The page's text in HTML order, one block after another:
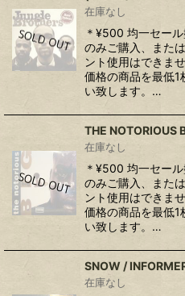
在庫なし
＊¥500 均一セー
のみご購入、また
ント使用はできま
価格の商品を最低1
い致します。…
THE NOTORIOUS
在庫なし
＊¥500 均一セー
のみご購入、また
ント使用はできま
価格の商品を最低1
い致します。…
SNOW /
在庫なし